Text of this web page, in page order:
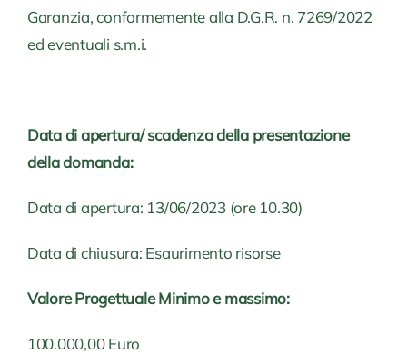
Garanzia, conformemente alla D.G.R. n. 7269/2022
ed eventuali s.m.i.
Data di apertura/ scadenza della presentazione
della domanda:
Data di apertura: 13/06/2023 (ore 10.30)
Data di chiusura: Esaurimento risorse
Valore Progettuale Minimo e massimo:
100.000,00 Euro